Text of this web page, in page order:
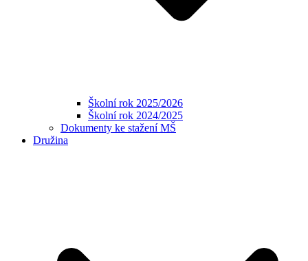
Školní rok 2025/2026
Školní rok 2024/2025
Dokumenty ke stažení MŠ
Družina